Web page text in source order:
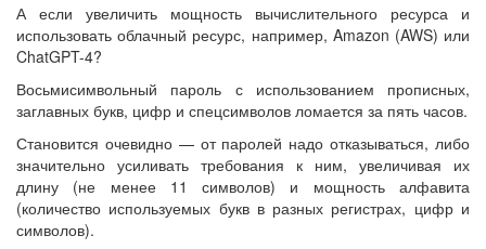
А если увеличить мощность вычислительного ресурса и
использовать облачный ресурс, например, Amazon (AWS) или
ChatGPT-4?
Восьмисимвольный пароль с использованием прописных,
заглавных букв, цифр и спецсимволов ломается за пять часов.
Становится очевидно — от паролей надо отказываться, либо
значительно усиливать требования к ним, увеличивая их
длину (не менее 11 символов) и мощность алфавита
(количество используемых букв в разных регистрах, цифр и
символов).